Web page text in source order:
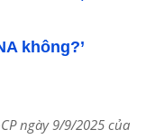
không?’
ngày 9/9/2025 của